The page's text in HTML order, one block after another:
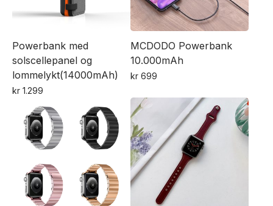
Alternativene
kan
på
produktsiden
velges
på
produktsiden
Powerbank med
solscellepanel og
lommelykt(14000mAh)
kr 1.299
MCDODO Powerbank
10.000mAh
kr 699
produktet
har
flere
varianter.
Alternativene
kan